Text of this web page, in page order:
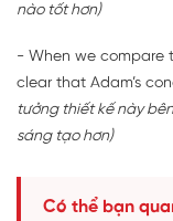
nào tốt hơn)
- When we compare
clear that Adam’s
tưởng thiết kế này
sáng tạo hơn)
Có thể bạn